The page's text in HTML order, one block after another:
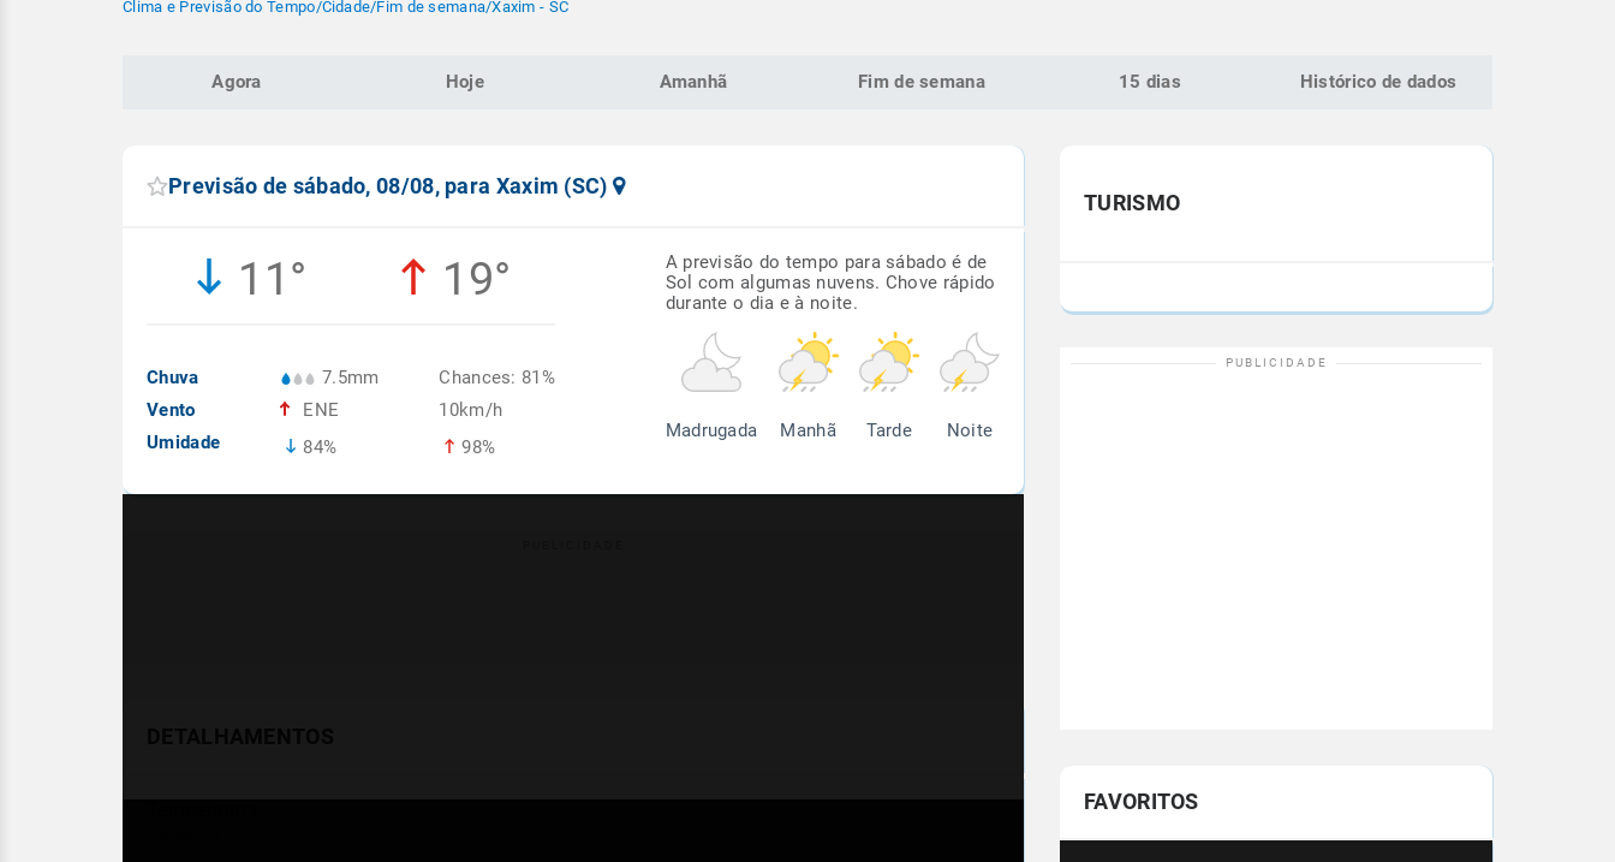
Clima e Previsão do Tempo/Cidade/Fim de semana/Xaxim - SC
Agora Hoje Amanhã Fim de semana 15 dias Histórico de dados
Previsão de sábado, 08/08, para Xaxim (SC)
11° 19°
Chuva
Vento
Umidade
7.5mm
ENE
84%
Chances: 81%
10km/h
98%
A previsão do tempo para sábado é de
Sol com algumas nuvens. Chove rápido
durante o dia e à noite.
Madrugada Manhã Tarde Noite
TURISMO
FAVORITOS